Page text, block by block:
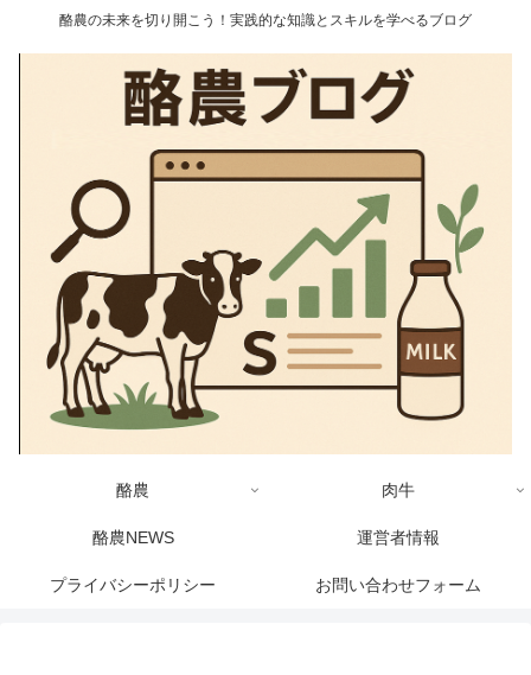
酪農の未来を切り開こう！実践的な知識とスキルを学べるブログ
酪農 肉牛
酪農NEWS 運営者情報
プライバシーポリシー お問い合わせフォーム